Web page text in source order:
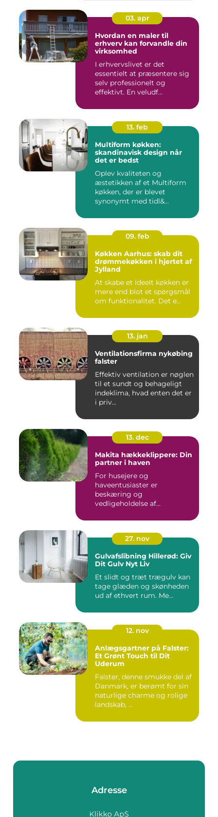
03. apr
Hvordan en maler til
erhverv kan forvandle din
virksomhed
I erhvervslivet er det
essentielt at præsentere sig
selv professionelt og
effektivt. En veludf...
13. feb
Multiform køkken:
skandinavisk design når
det er bedst
Oplev kvaliteten og
æstetikken af et Multiform
køkken, der er blevet
synonymt med tidl&...
09. feb
Køkken Aarhus: skab dit
drømmekøkken i hjertet af
Jylland
At skabe et ideelt køkken er
mere end blot et spørgsmål
om funktionalitet. Det e...
13. jan
Ventilationsfirma nykøbing
falster
Effektiv ventilation er nøglen
til et sundt og behageligt
indeklima, hvad enten det er
i priv...
13. dec
Makita hækkeklippere: Din
partner i haven
For husejere og
haveentusiaster er
beskæring og
vedligeholdelse af
27. nov
Gulvafslibning Hillerød: Giv
Dit Gulv Nyt Liv
Et slidt og træt trægulv kan
tage glæden og skønheden
ud af ethvert rum. Me...
12. nov
Anlægsgartner på Falster:
Et Grønt Touch til Dit
Uderum
Falster, denne smukke del af
Danmark, er berømt for sin
naturlige charme og rolige
landskab, ...
Adresse